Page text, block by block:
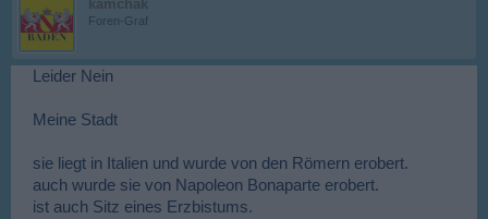
kamchak
Foren-Graf
Leider Nein
Meine Stadt
sie liegt in Italien und wurde von den Römern erobert.
auch wurde sie von Napoleon Bonaparte erobert.
ist auch Sitz eines Erzbistums.